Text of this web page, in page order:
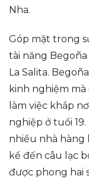
Nha.
Góp mặt trong
tài năng
La Salita.
kinh nghiệm
làm việc khắp
nghiệp ở tuổi
nhiều nhà hàng
kể đến câu lạc
được phong hai